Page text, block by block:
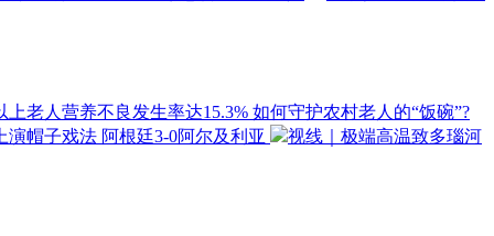
上老人营养不良发生率达15.3% 如何守护农村老人的“饭碗”?
演帽子戏法 阿根廷3-0阿尔及利亚
视线｜极端高温致多瑙河